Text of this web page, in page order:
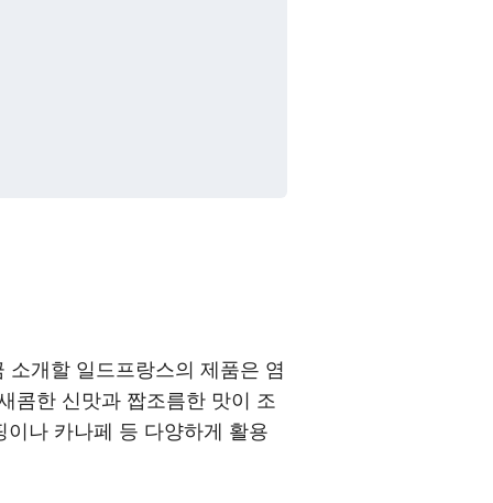
개할 일드프랑스의 제품은 염
콤한 신맛과 짭조름한 맛이 조
나 카나페 등 다양하게 활용